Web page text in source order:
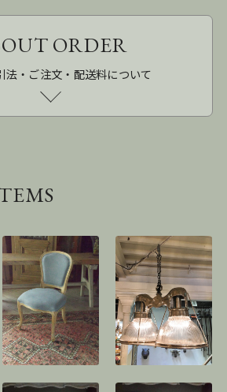
ORDER
法・ご注文・配送料について